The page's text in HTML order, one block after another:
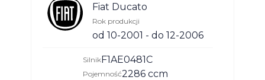
Fiat Ducato
Rok produkcji
od 10-2001 - do 12-2006
SilnikF1AE0481C
Pojemność2286 ccm